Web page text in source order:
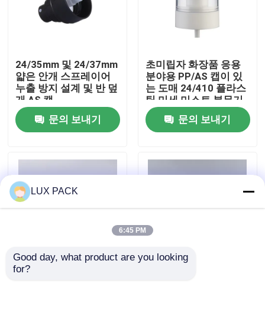
제품
우리에 대하여
공장 여행
품질 관리
연락주세요
경우
24/35mm 및 24/37mm
얇은 안개 스프레이어
누출 방지 설계 및 반 덮
개 AS 캡
문의 보내기
초미립자 화장품 응용
분야용 PP/AS 캡이 있
는 도매 24/410 플라스
틱 미세 미스트 분무기
문의 보내기
24/37mm AS 반캡 화
LUX PACK
6:45 PM
Good day, what product are you looking
for?